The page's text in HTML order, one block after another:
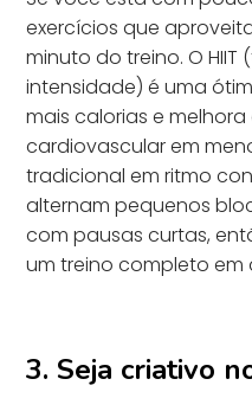
exercícios que
minuto do treino. O
intensidade) é uma
mais calorias e
cardiovascular em
tradicional em ritmo
alternam pequenos
com pausas curtas,
um treino completo em
3. Seja criativo